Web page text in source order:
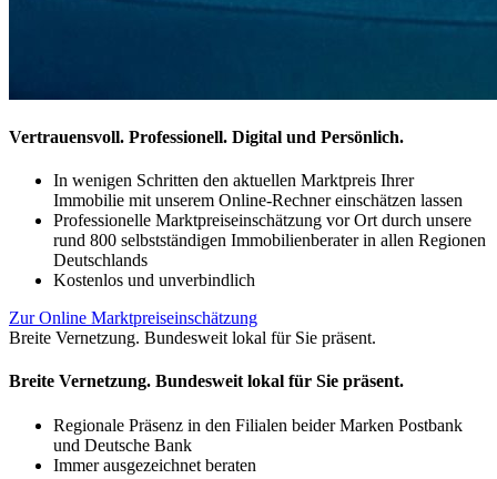
Vertrauensvoll. Professionell. Digital und Persönlich.
In wenigen Schritten den aktuellen Marktpreis Ihrer
Immobilie mit unserem Online-Rechner einschätzen lassen
Professionelle Marktpreiseinschätzung vor Ort durch unsere
rund 800 selbstständigen Immobilienberater in allen Regionen
Deutschlands
Kostenlos und unverbindlich
Zur Online Marktpreiseinschätzung
Breite Vernetzung. Bundesweit lokal für Sie präsent.
Breite Vernetzung. Bundesweit lokal für Sie präsent.
Regionale Präsenz in den Filialen beider Marken Postbank
und Deutsche Bank
Immer ausgezeichnet beraten